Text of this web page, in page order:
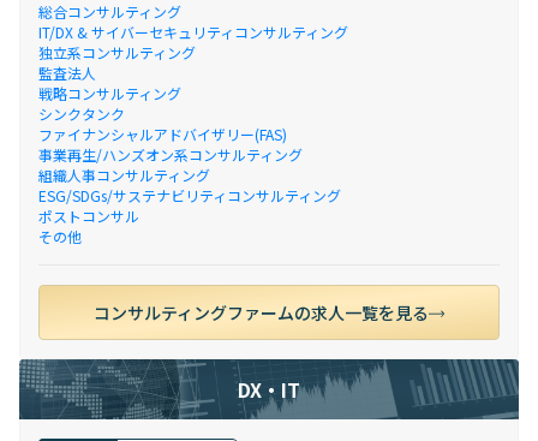
総合コンサルティング
IT/DX & サイバーセキュリティコンサルティング
独立系コンサルティング
監査法人
戦略コンサルティング
シンクタンク
ファイナンシャルアドバイザリー(FAS)
事業再生/ハンズオン系コンサルティング
組織人事コンサルティング
ESG/SDGs/サステナビリティコンサルティング
ポストコンサル
その他
コンサルティングファームの求人一覧を見る
DX・IT